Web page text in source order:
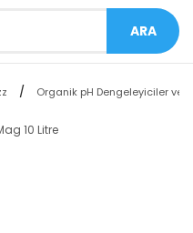
ARA
Organik pH Dengeleyiciler ve